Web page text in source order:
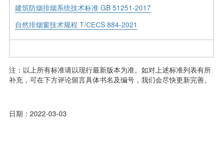
建筑防烟排烟系统技术标准 GB 51251-2017
自然排烟窗技术规程 Т/СЕСS 884-2021
注：以上所有标准请以现行最新版本为准。如对上述标准列表有所
补充，可在下方评论留言具体书名及编号，我们会尽快更新完善。
日期：2022-03-03